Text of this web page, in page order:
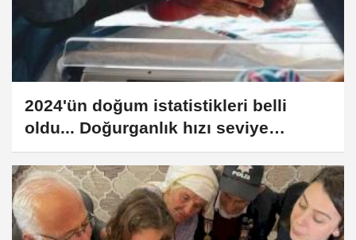
2024'ün doğum istatistikleri belli
oldu... Doğurganlık hızı seviye
altında!